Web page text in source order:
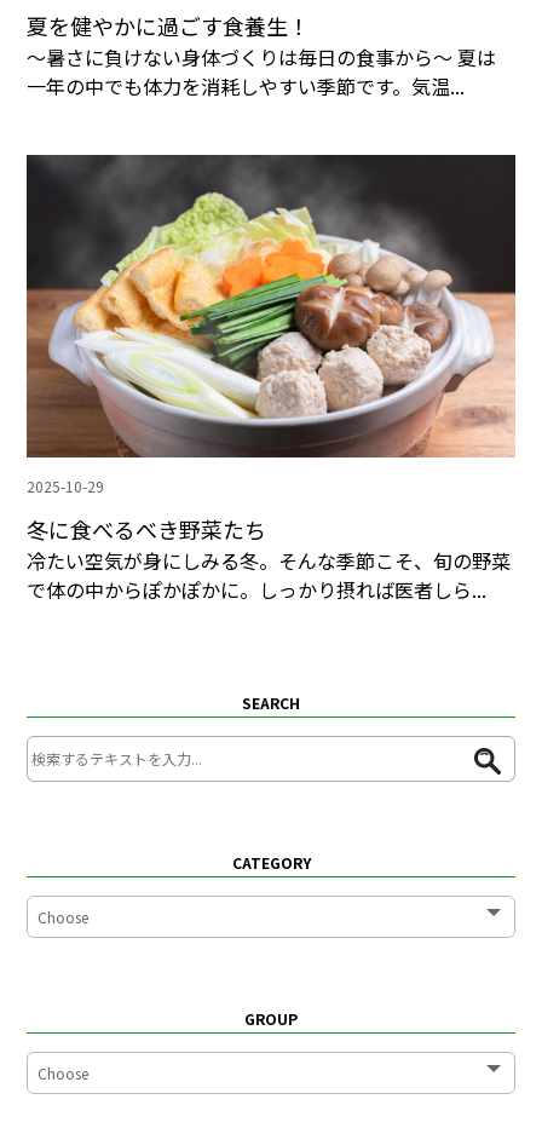
夏を健やかに過ごす食養生！
～暑さに負けない身体づくりは毎日の食事から～ 夏は
一年の中でも体力を消耗しやすい季節です。気温...
2025-10-29
冬に食べるべき野菜たち
冷たい空気が身にしみる冬。そんな季節こそ、旬の野菜
で体の中からぽかぽかに。しっかり摂れば医者しら...
SEARCH
CATEGORY
GROUP